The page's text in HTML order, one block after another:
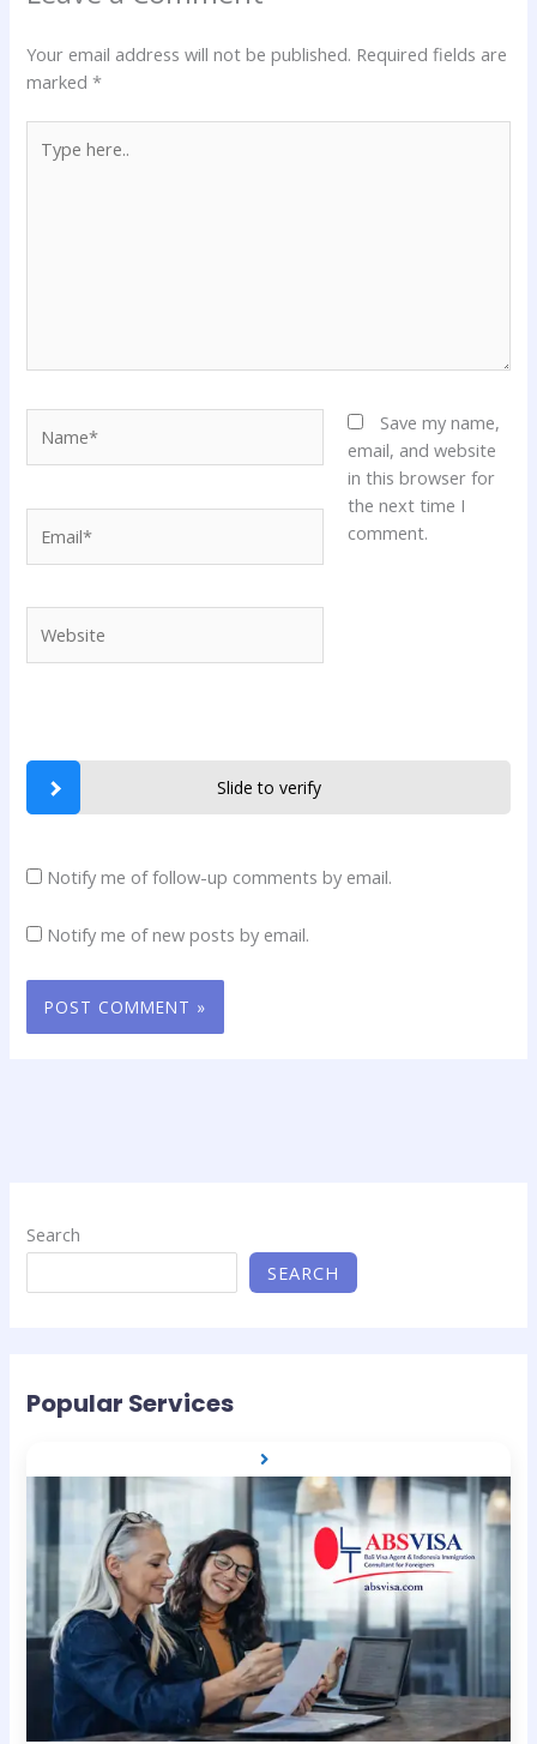
Your email address will not be published. Required fields are
marked*
here..
Save my name,
email, and website
in this browser for
the next time I
comment.
Slide to verify
Notify me of follow-up comments by email.
Notify me of new posts by email.
Search
SEARCH
Popular Services